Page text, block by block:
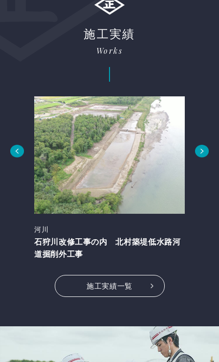
施工実績
Works
河川
石狩川改修工事の内 北村築堤低水路河
道掘削外工事
施工実績一覧